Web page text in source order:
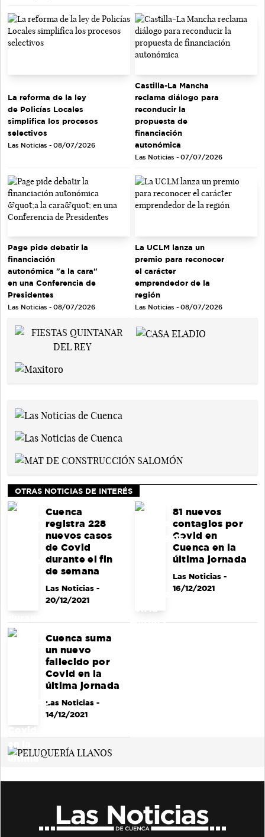
La reforma de la ley
de Policías Locales
simplifica los procesos
selectivos
Las Noticias - 08/07/2026
Castilla-La Mancha
reclama diálogo para
reconducir la
propuesta de
financiación
autonómica
Las Noticias - 07/07/2026
Page pide debatir la
financiación
autonómica "a la cara"
en una Conferencia de
Presidentes
Las Noticias - 08/07/2026
La UCLM lanza un
premio para reconocer
el carácter
emprendedor de la
región
Las Noticias - 08/07/2026
OTRAS NOTICIAS DE INTERÉS
Cuenca
registra 228
nuevos casos
de Covid
durante el fin
de semana
Las Noticias-
20/12/2021
81 nuevos
contagios por
Covid en
Cuenca en la
última jornada
Las Noticias-
16/12/2021
Cuenca suma
un nuevo
fallecido por
Covid en la
última jornada
Las Noticias-
14/12/2021